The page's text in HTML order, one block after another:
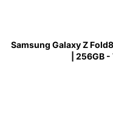
Samsung Galaxy Z
| 256GB